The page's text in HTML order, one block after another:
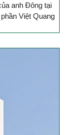
anh Đông tại
Việt Quang